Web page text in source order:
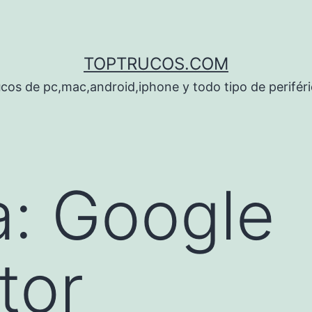
TOPTRUCOS.COM
de pc,mac,android,iphone y todo tipo de
Google